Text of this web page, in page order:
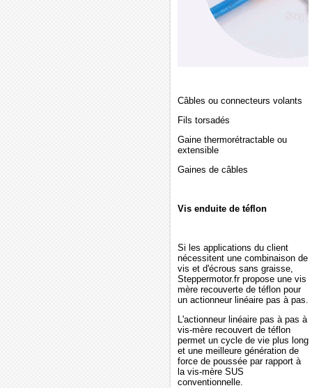
Câbles ou connecteurs volants
Fils torsadés
Gaine thermorétractable ou
extensible
Gaines de câbles
Vis enduite de téflon
Si les applications du client
nécessitent une combinaison de
vis et d'écrous sans graisse,
Steppermotor.fr propose une vis
mère recouverte de téflon pour
un actionneur linéaire pas à pas.
L'actionneur linéaire pas à pas à
vis-mère recouvert de téflon
permet un cycle de vie plus long
et une meilleure génération de
force de poussée par rapport à
la vis-mère SUS
conventionnelle.